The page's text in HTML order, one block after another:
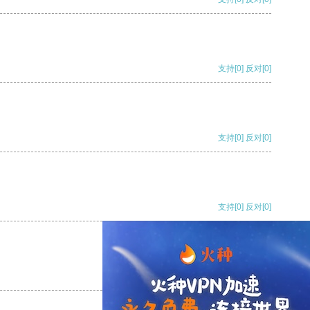
支持[0] 反对[0]
支持[0] 反对[0]
支持[0] 反对[0]
支持 反对